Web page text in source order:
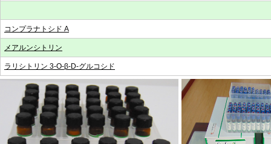
コンプラナトシド A
メアルンシトリン
ラリシトリン 3-O-β-D-グルコシド